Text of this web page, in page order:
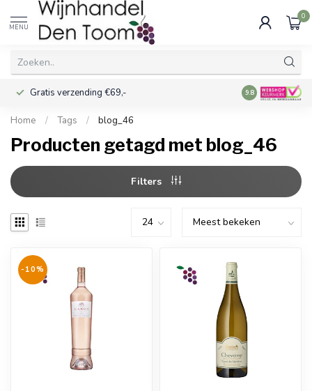
MENU
0
Gratis verzending €69,- Voor 16:00
9.8
Home / Tags / blog_46
Producten getagd met blog_46
Filters
-10%